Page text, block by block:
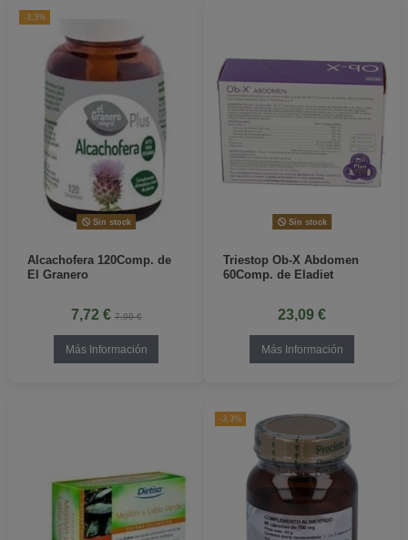
-3,3%
Sin stock
Alcachofera 120Comp. de
El Granero
7,72 €7,99 €
Más Información
Sin stock
Triestop Ob-X Abdomen
60Comp. de Eladiet
23,09 €
Más Información
-3,3%